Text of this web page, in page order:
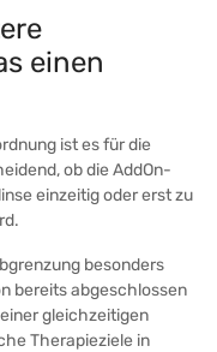
einen
ist es für die
ob die AddOn-
einzeitig oder erst zu
besonders
bereits abgeschlossen
gleichzeitigen
Therapieziele in